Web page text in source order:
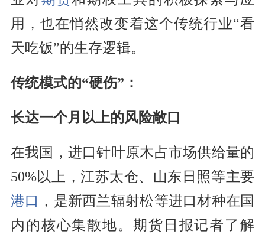
用，也在悄然改变着这个传统行业“看
天吃饭”的生存逻辑。
传统模式的“硬伤”：
长达一个月以上的风险敞口
在我国，进口针叶原木占市场供给量的
50%以上，江苏太仓、山东日照等主要
港口
，是新西兰辐射松等进口材种在国
内的核心集散地。期货日报记者了解